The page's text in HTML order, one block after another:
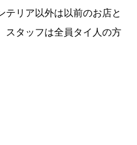
テリア以外は以前のお店と
スタッフは全員タイ人の方